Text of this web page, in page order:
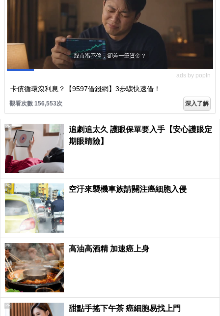
ads by popIn
卡債循環滾利息？【9597借錢網】3步驟快速借！
觀看次數 156,553次 深入了解
追劇追太久 護眼保單要入手【安心護眼定
期眼睛險】
PR
空汙來襲機車族請關注癌細胞入侵
PR
高油高酒精 加速癌上身
PR
甜點手搖下午茶 癌細胞易找上門
PR